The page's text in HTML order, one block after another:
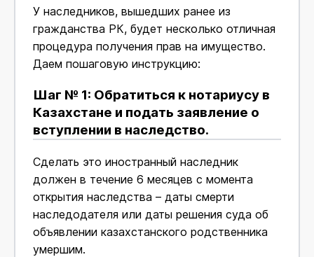
У наследников, вышедших ранее из
гражданства РК, будет несколько отличная
процедура получения прав на имущество.
Даем пошаговую инструкцию:
Шаг № 1: Обратиться к нотариусу в
Казахстане и подать заявление о
вступлении в наследство.
Сделать это иностранный наследник
должен в течение 6 месяцев с момента
открытия наследства – даты смерти
наследодателя или даты решения суда об
объявлении казахстанского родственника
умершим.